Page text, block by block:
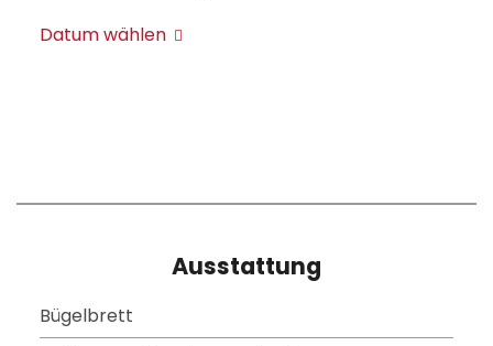
Datum wählen
Ausstattung
Bügelbrett